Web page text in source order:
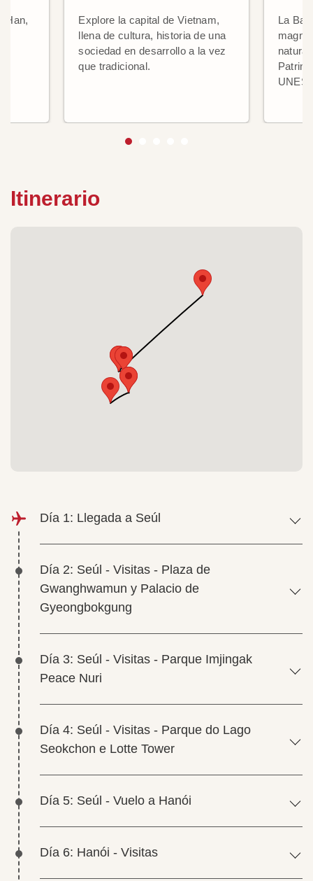
Han,
Explore la capital de Vietnam,
llena de cultura, historia de una
sociedad en desarrollo a la vez
que tradicional.
La
Itinerario
Día 1: Llegada a Seúl
Día 2: Seúl - Visitas - Plaza de
Gwanghwamun y Palacio de
Gyeongbokgung
Día 3: Seúl - Visitas - Parque Imjingak
Peace Nuri
Día 4: Seúl - Visitas - Parque do Lago
Seokchon e Lotte Tower
Día 5: Seúl - Vuelo a Hanói
Día 6: Hanói - Visitas